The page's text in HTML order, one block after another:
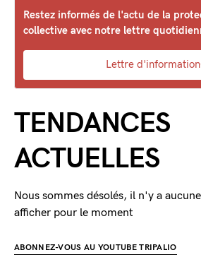
Restez informés de l'actu de la
collective avec notre lettre
Lettre d'information
TENDANCES
ACTUELLES
Nous sommes désolés, il n'y a
afficher pour le moment
ABONNEZ-VOUS AU YOUTUBE TRIPALIO